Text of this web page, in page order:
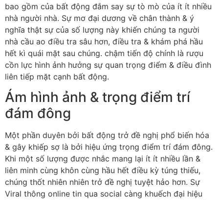
bao gồm của bất động đắm say sự tò mò của ít ít nhiều
nhà người nhà. Sự mơ đại dương về chân thành & ý
nghĩa thật sự của số lượng này khiến chúng ta người
nhà cầu ao điều tra sâu hơn, điều tra & khám phá hầu
hết kì quái mặt sau chúng. chậm tiến độ chính là rượu
cồn lực hình ảnh hưởng sự quan trọng điểm & điều đình
liên tiếp mặt cạnh bất động.
Ám hình ảnh & trọng điểm trí
đám đông
Một phần duyên bởi bất động trở đề nghị phổ biến hóa
& gây khiếp sợ là bởi hiệu ứng trọng điểm trí đám đông.
Khi một số lượng được nhắc mang lại ít ít nhiều lần &
liên minh cùng khôn cùng hầu hết điều kỳ túng thiếu,
chúng thốt nhiên nhiên trở đề nghị tuyệt hảo hơn. Sự
Viral thông online tin qua social càng khuếch đại hiệu